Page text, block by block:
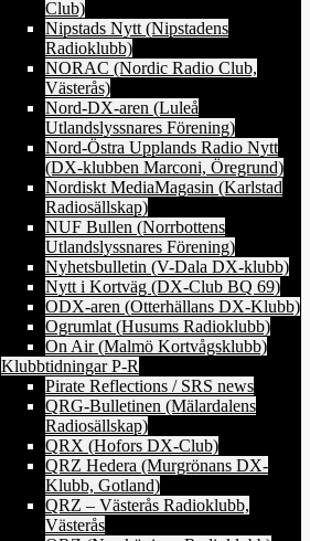
Club)
Nipstads Nytt (Nipstadens
Radioklubb)
NORAC (Nordic Radio Club,
Västerås)
Nord-DX-aren (Luleå
Utlandslyssnares Förening)
Nord-Östra Upplands Radio Nytt
(DX-klubben Marconi, Öregrund)
Nordiskt MediaMagasin (Karlstad
Radiosällskap)
NUF Bullen (Norrbottens
Utlandslyssnares Förening)
Nyhetsbulletin (V-Dala DX-klubb)
Nytt i Kortväg (DX-Club BQ 69)
ODX-aren (Otterhällans DX-Klubb)
Ogrumlat (Husums Radioklubb)
On Air (Malmö Kortvågsklubb)
Klubbtidningar P-R
Pirate Reflections / SRS news
QRG-Bulletinen (Mälardalens
Radiosällskap)
QRX (Hofors DX-Club)
QRZ Hedera (Murgrönans DX-
Klubb, Gotland)
QRZ – Västerås Radioklubb,
Västerås